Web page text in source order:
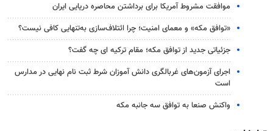
موافقت مشروط آمریکا برای برداشتن محاصره دریایی ایران
«توافق مکه» و معمای امنیت؛ چرا ائتلاف‌سازی به‌تنهایی کافی نیست؟
جزئیاتی جدید از توافق مکه؛ مقام ترکیه ای چه گفت؟
اجرای آزمون‌های غربالگری دانش آموزان شرط ثبت نام نهایی در مدارس
است
واکنش صنعا به توافق سه جانبه مکه